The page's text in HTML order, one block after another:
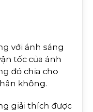
với ánh sáng
tốc của ánh
đó chia cho
không.
giải thích được